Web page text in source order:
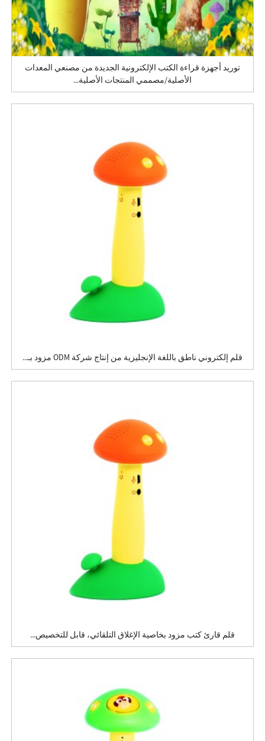
توريد أجهزة قراءة الكتب الإلكترونية الجديدة من مصنعي المعدات
الأصلية/مصممي المنتجات الأصلية...
قلم إلكتروني ناطق باللغة الإنجليزية من إنتاج شركة ODM مزود بـ...
قلم قارئ كتب مزود بخاصية الإغلاق التلقائي، قابل للتخصيص...